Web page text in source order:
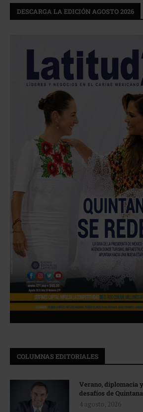
DESCARGA LA EDICIÓN AGOSTO 2026
COLUMNAS EDITORIALES
Verano, diplomacia
desafíos de
4 agosto, 2026